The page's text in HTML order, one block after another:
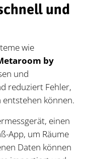
und
wie
by
und
reduziert Fehler,
können.
einen
App, um Räume
Daten können